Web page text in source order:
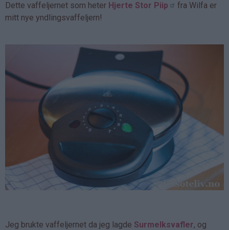
Dette vaffeljernet som heter Hjerte Stor Piip
fra Wilfa er
mitt nye yndlingsvaffeljern!
Jeg brukte vaffeljernet da jeg lagde Surmelksvafler, og